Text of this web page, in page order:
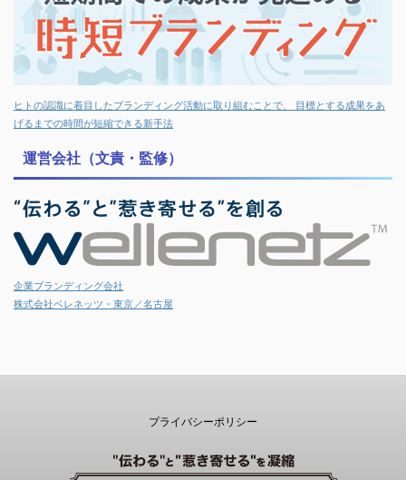
ヒトの認識に着目したブランディング活動に取り組むことで、 目標とする成果をあ
げるまでの時間が短縮できる新手法
運営会社（文責・監修）
企業ブランディング会社
株式会社ベレネッツ・東京／名古屋
プライバシーポリシー